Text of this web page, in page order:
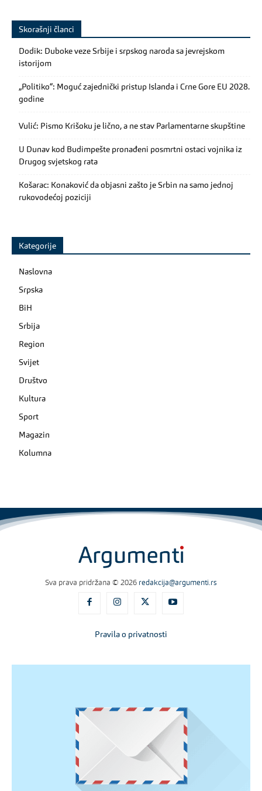
Skorašnji članci
Dodik: Duboke veze Srbije i srpskog naroda sa jevrejskom
istorijom
„Politiko“: Moguć zajednički pristup Islanda i Crne Gore EU 2028.
godine
Vulić: Pismo Krišoku je lično, a ne stav Parlamentarne skupštine
U Dunav kod Budimpešte pronađeni posmrtni ostaci vojnika iz
Drugog svjetskog rata
Košarac: Konaković da objasni zašto je Srbin na samo jednoj
rukovodećoj poziciji
Kategorije
Naslovna
Srpska
BiH
Srbija
Region
Svijet
Društvo
Kultura
Sport
Magazin
Kolumna
Sva prava pridržana © 2026 redakcija@argumenti.rs
Pravila o privatnosti